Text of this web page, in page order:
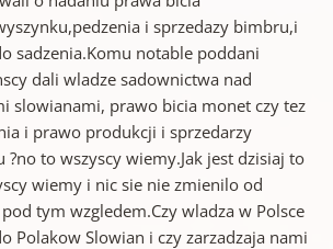
i sprzedazy bimbru,i
sadzenia.Komu notable poddani
dali wladze sadownictwa nad
slowianami, prawo bicia monet czy tez
i prawo produkcji i sprzedarzy
?no to wszyscy wiemy.Jak jest dzisiaj to
wiemy i nic sie nie zmienilo od
tym wzgledem.Czy wladza w Polsce
Polakow Slowian i czy zarzadzaja nami